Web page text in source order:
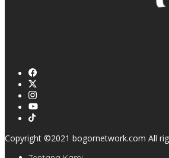
Copyright ©2021 bogornetwork.com All